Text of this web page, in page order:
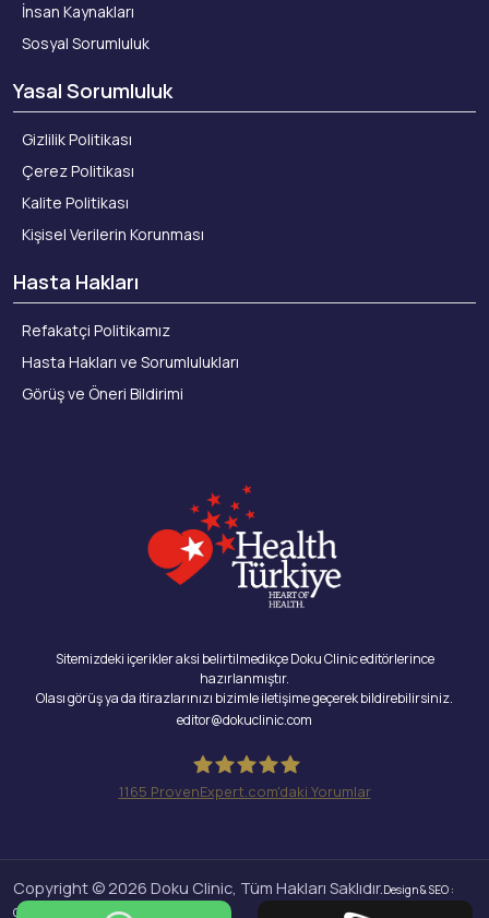
İnsan Kaynakları
Sosyal Sorumluluk
Yasal Sorumluluk
Gizlilik Politikası
Çerez Politikası
Kalite Politikası
Kişisel Verilerin Korunması
Hasta Hakları
Refakatçi Politikamız
Hasta Hakları ve Sorumlulukları
Görüş ve Öneri Bildirimi
Sitemizdeki içerikler aksi belirtilmedikçe Doku Clinic editörlerince
hazırlanmıştır.
Olası görüş ya da itirazlarınızı bizimle iletişime geçerek bildirebilirsiniz.
editor@dokuclinic.com
1165 ProvenExpert.com'daki Yorumlar
Copyright © 2026 Doku Clinic, Tüm Hakları Saklıdır. Design & SEO :
Crabs Media